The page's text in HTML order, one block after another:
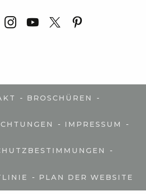
- BROSCHÜREN -
- IMPRESSUM -
-
- PLAN DER WEBSITE